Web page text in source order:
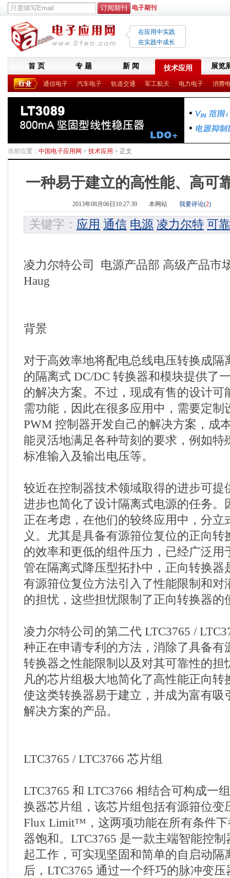
电子期刊
在应用中实践
在实践中成长
首 页 专 题 新 闻 技术应用 展览
通信电子 汽车电子 轨道交通 军工航天 电力电子 消费
当前位置： 中国电子应用网 > 技术应用 > 正文
一种易于建立的高性能、高可
2013年08月06日10:27:39 本网站 我要评论(2)
关键字： 应用 通信 电源 凌力尔特 可
凌力尔特公司
电源产品部 高级产品市
Haug
背景
对于高效率地将配电总线电压转换成隔
的隔离式 DC/DC 转换器和模块提供了
的解决方案。不过，现成有售的设计可
需功能，因此在很多应用中，需要定制
PWM 控制器开发自己的解决方案，成
能灵活地满足各种苛刻的要求，例如特
标准输入及输出电压等。
较近在控制器技术领域取得的进步可提
进步也简化了设计隔离式电源的任务。
正在考虑，在他们的较终应用中，分立
义。尤其是具备有源箝位复位的正向转
的效率和更低的组件压力，已经广泛用
管在隔离式降压型拓扑中，正向转换器
有源箝位复位方法引入了性能限制和对
的担忧，这些担忧限制了正向转换器的
凌力尔特公司的第二代 LTC3765 /
种正在申请专利的方法，消除了具备有
转换器之性能限制以及对其可靠性的担
凡的芯片组极大地简化了高性能正向转
使这类转换器易于建立，并成为富有吸
解决方案的产品。
LTC3765 / LTC3766 芯片组
LTC3765 和 LTC3766 相结合可构成一
换器芯片组，该芯片组包括有源箝位变
Flux Limit™，这两项功能在所有条件
器饱和。LTC3765 是一款主端智能控制
起工作，可实现坚固和简单的自启动隔
后，LTC3765 通过一个纤巧的脉冲变